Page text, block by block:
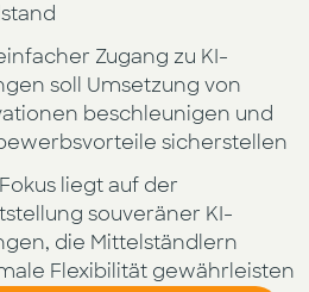
Zugang zu KI-
soll Umsetzung von
beschleunigen und
sicherstellen
Fokus liegt auf der
souveräner KI-
die Mittelständlern
Flexibilität gewährleisten